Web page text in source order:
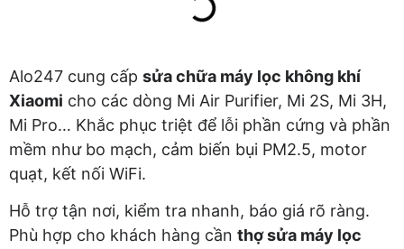
Alo247 cung cấp sửa chữa máy lọc không khí
Xiaomi cho các dòng Mi Air Purifier, Mi 2S, Mi 3H,
Mi Pro… Khắc phục triệt để lỗi phần cứng và phần
mềm như bo mạch, cảm biến bụi PM2.5, motor
quạt, kết nối WiFi.
Hỗ trợ tận nơi, kiểm tra nhanh, báo giá rõ ràng.
Phù hợp cho khách hàng cần thợ sửa máy lọc